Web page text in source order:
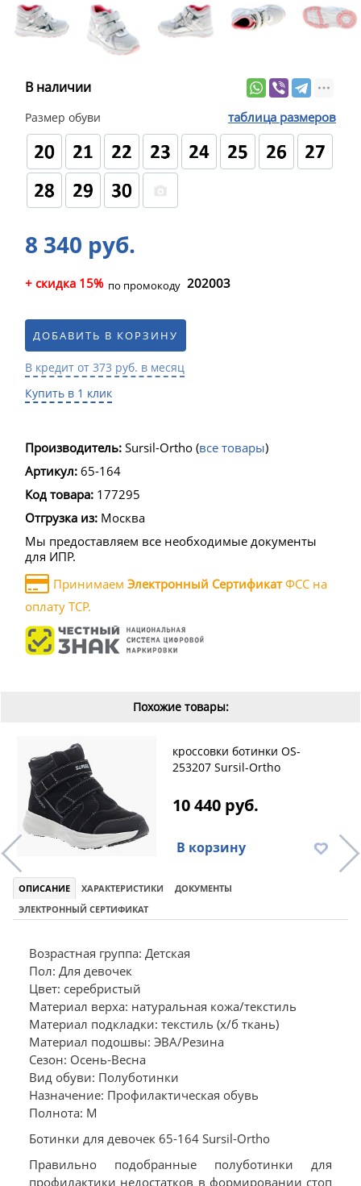
В наличии
Размер обуви таблица размеров
8 340 руб.
+ скидка 15% по промокоду 202003
ДОБАВИТЬ В КОРЗИНУ
В кредит от 373 руб. в месяц
Купить в 1 клик
Производитель: Sursil-Ortho (все товары)
Артикул: 65-164
Код товара: 177295
Отгрузка из: Москва
Мы предоставляем все необходимые документы
для ИПР.
Принимаем Электронный СертификатФСС на
оплату ТСР.
Похожие товары:
кроссовки ботинки OS-
253207 Sursil-Ortho
10 440 руб.
В корзину
ОПИСАНИЕ ХАРАКТЕРИСТИКИ
ДОКУМЕНТЫ
ЭЛЕКТРОННЫЙ СЕРТИФИКАТ
Возрастная группа: Детская
Пол: Для девочек
Цвет: серебристый
Материал верха: натуральная кожа/текстиль
Материал подкладки: текстиль (х/б ткань)
Материал подошвы: ЭВА/Резина
Сезон: Осень-Весна
Вид обуви: Полуботинки
Назначение: Профилактическая обувь
Полнота: M
Ботинки для девочек 65-164 Sursil-Ortho
Правильно подобранные полуботинки для
профилактики недостатков в формировании стоп